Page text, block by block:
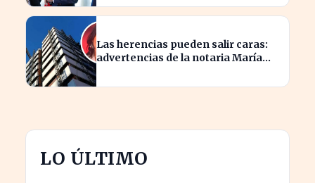
Las herencias pueden salir caras:
advertencias de la notaria María
LO ÚLTIMO